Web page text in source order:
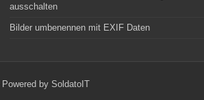
ausschalten
Bilder umbenennen mit EXIF Daten
Powered by SoldatoIT